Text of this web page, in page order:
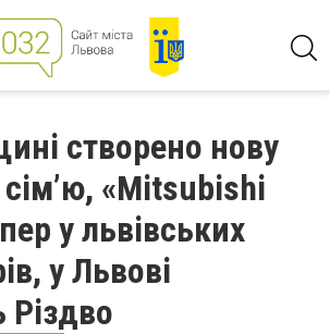
створено нову
«Mitsubishi
у львівських
у Львові
Різдво